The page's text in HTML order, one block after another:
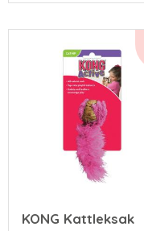
KONG Kattleksak